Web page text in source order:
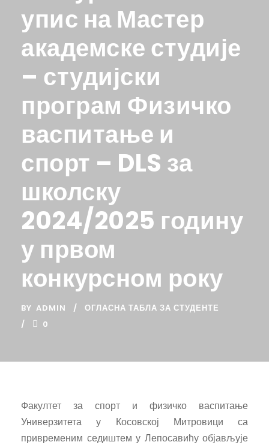
упис на Мастер
академске студије
– студијски
програм Физичко
васпитање и
спорт – DLS за
школску
2024/2025 годину
у првом
конкурсном року
BY ADMIN
ОГЛАСНА ТАБЛА ЗА СТУДЕНТЕ
0
Факултет за спорт и физичко васпитање
Универзитета у Косовској Митровици са
привременим седиштем у Лепосавићу објављује